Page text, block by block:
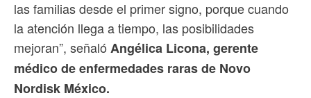
las familias desde el primer signo, porque cuando
la atención llega a tiempo, las posibilidades
mejoran”, señaló Angélica Licona, gerente
médico de enfermedades raras de Novo
Nordisk México.